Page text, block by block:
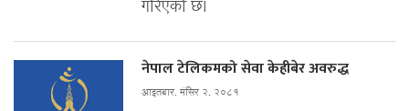
गरिएको छ।
नेपाल टेलिकमको सेवा केहीबेर अवरुद्ध
आइतबार, मंसिर २, २०८१